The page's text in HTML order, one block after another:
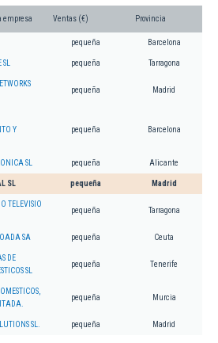
empresa Ventas (€) Provincia
pequeña Barcelona
pequeña Tarragona
pequeña Madrid
Y
pequeña Barcelona
SL pequeña Alicante
SL pequeña Madrid
TELEVISIO
pequeña Tarragona
SA pequeña Ceuta
DE
SL
pequeña Tenerife
pequeña Murcia
SL. pequeña Madrid